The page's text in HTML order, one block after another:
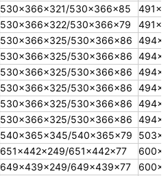
530×366×321/530×366×85
530×366×322/530×366×79
530×366×325/530×366×86
530×366×325/530×366×86
530×366×325/530×366×86
530×366×325/530×366×86
530×366×325/530×366×86
530×366×325/530×366×86
540×365×345/540×365×79
651×442×249/651×442×77
649×439×249/649×439×77